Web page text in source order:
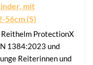
mit
56cm (S)
ProtectionX
1384:2023 und
Reiterinnen und